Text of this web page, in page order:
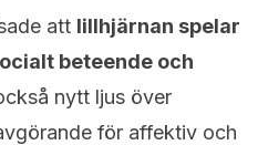
att lillhjärnan spelar
beteende och
nytt ljus över
för affektiv och